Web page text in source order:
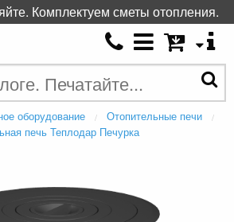
оборудование
Отопительные печи
печь Теплодар Печурка
Комплектуем сметы отопления.